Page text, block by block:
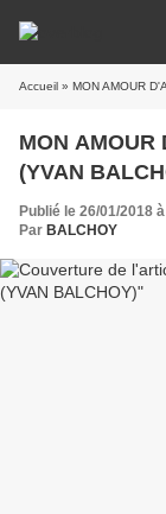
Accueil » MON AMOUR
MON AMOUR
(YVAN
Publié le 26/01/2018
Par BALCHOY